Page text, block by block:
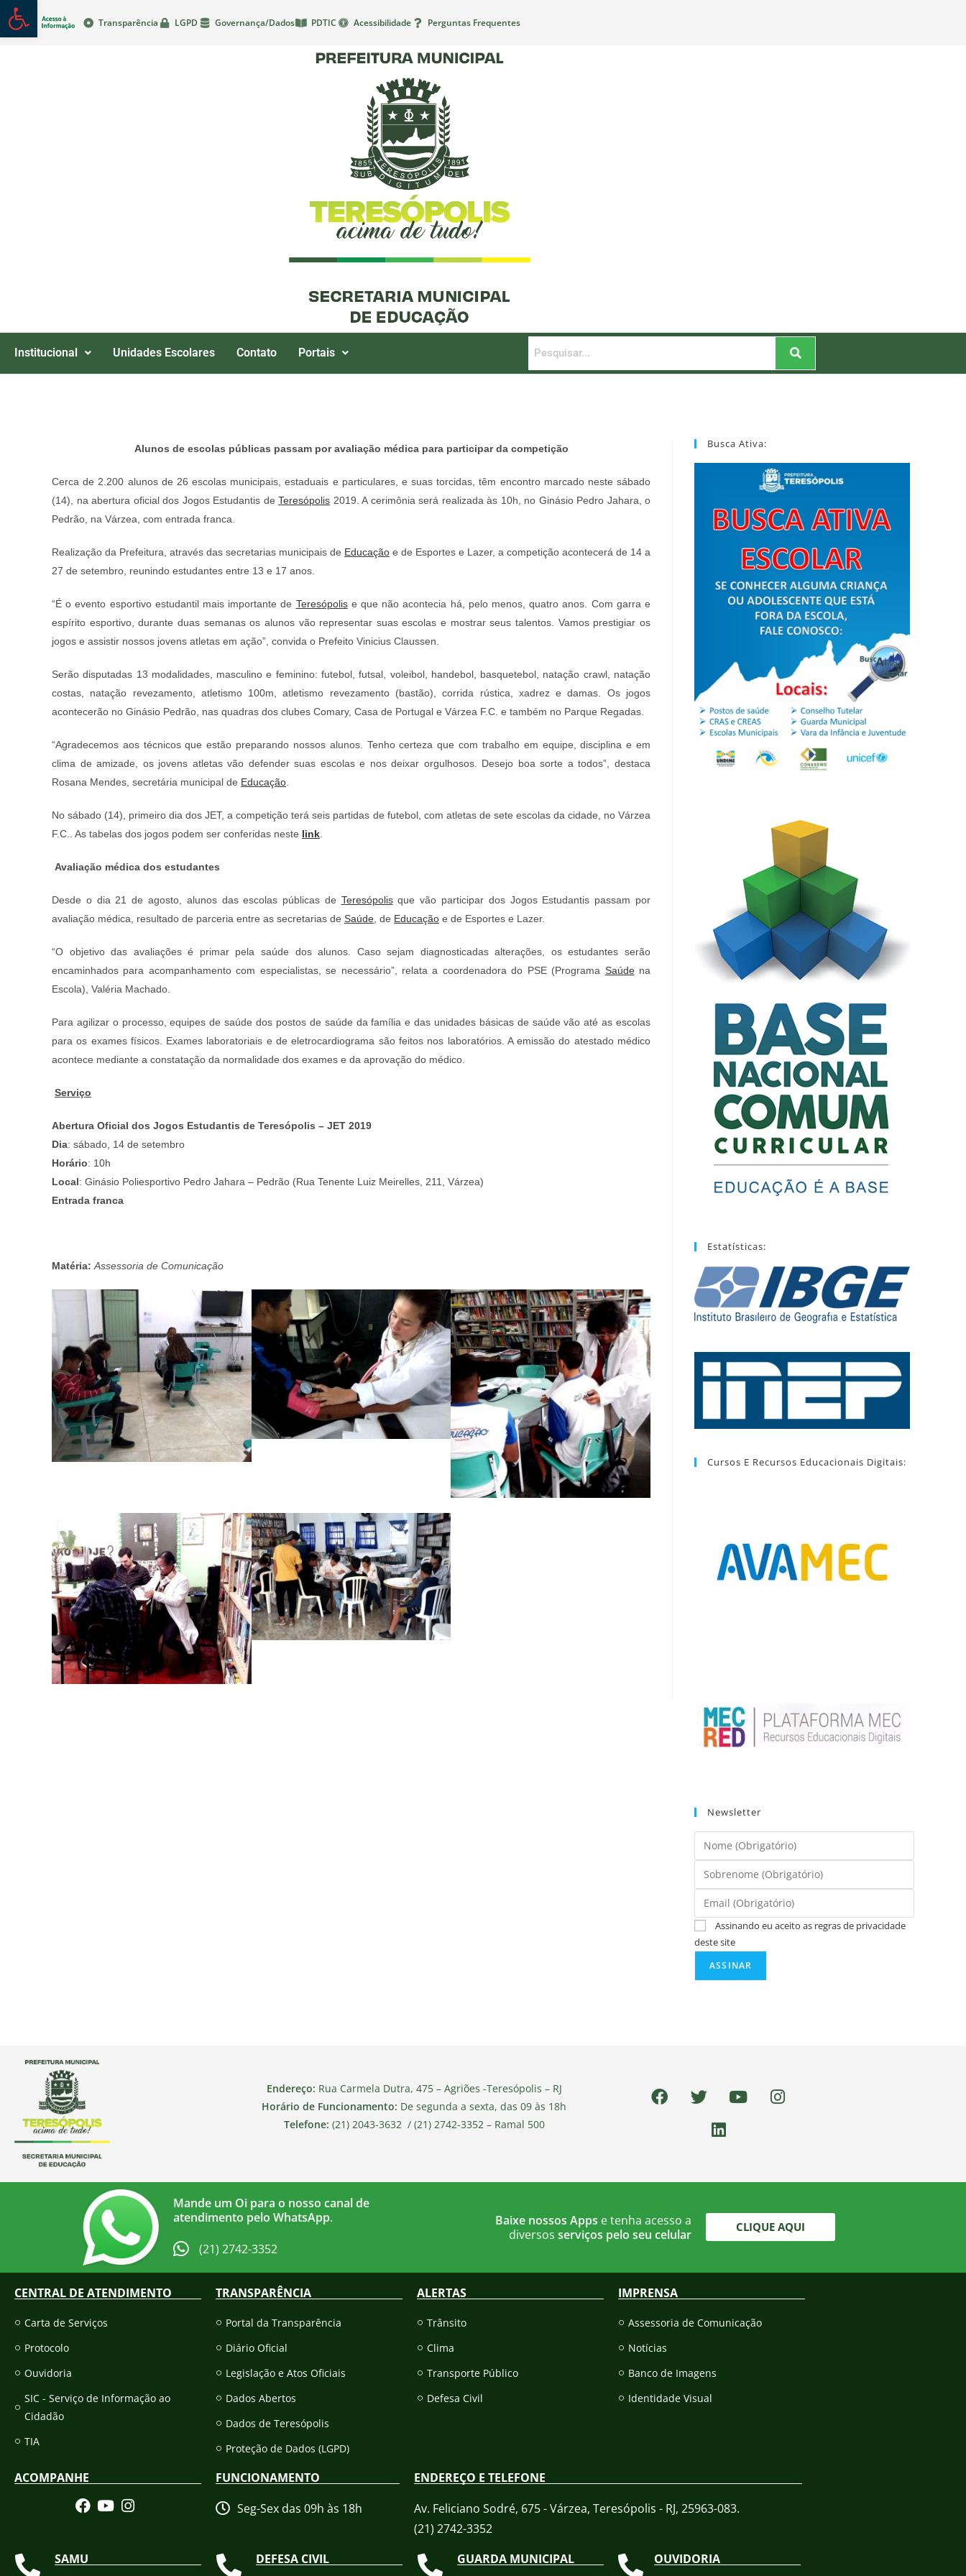
Transparência LGPD Governança/Dados PDTIC Acessibilidade Perguntas Frequentes
Institucional Unidades Escolares Contato Portais
Alunos de escolas públicas passam por avaliação médica para participar da competição
Cerca de 2.200 alunos de 26 escolas municipais, estaduais e particulares, e suas torcidas, têm encontro marcado neste sábado
(14), na abertura oficial dos Jogos Estudantis de Teresópolis 2019. A cerimônia será realizada às 10h, no Ginásio Pedro Jahara, o
Pedrão, na Várzea, com entrada franca.
Realização da Prefeitura, através das secretarias municipais de Educação e de Esportes e Lazer, a competição acontecerá de 14 a
27 de setembro, reunindo estudantes entre 13 e 17 anos.
“É o evento esportivo estudantil mais importante de Teresópolise que não acontecia há, pelo menos, quatro anos. Com garra e
espírito esportivo, durante duas semanas os alunos vão representar suas escolas e mostrar seus talentos. Vamos prestigiar os
jogos e assistir nossos jovens atletas em ação”, convida o Prefeito Vinicius Claussen.
Serão disputadas 13 modalidades, masculino e feminino: futebol, futsal, voleibol, handebol, basquetebol, natação crawl, natação
costas, natação revezamento, atletismo 100m, atletismo revezamento (bastão), corrida rústica, xadrez e damas. Os jogos
acontecerão no Ginásio Pedrão, nas quadras dos clubes Comary, Casa de Portugal e Várzea F.C. e também no Parque Regadas.
“Agradecemos aos técnicos que estão preparando nossos alunos. Tenho certeza que com trabalho em equipe, disciplina e em
clima de amizade, os jovens atletas vão defender suas escolas e nos deixar orgulhosos. Desejo boa sorte a todos”, destaca
Rosana Mendes, secretária municipal de Educação
No sábado (14), primeiro dia dos JET, a competição terá seis partidas de futebol, com atletas de sete escolas da cidade, no Várzea
F.C.. As tabelas dos jogos podem ser conferidas neste link
Avaliação médica dos estudantes
Desde o dia 21 de agosto, alunos das escolas públicas de Teresópolisque vão participar dos Jogos Estudantis passam por
avaliação médica, resultado de parceria entre as secretarias de Saúde , de Educação e de Esportes e Lazer.
“O objetivo das avaliações é primar pela saúde dos alunos. Caso sejam diagnosticadas alterações, os estudantes serão
encaminhados para acompanhamento com especialistas, se necessário”, relata a coordenadora do PSE (Programa Saúdena
Escola), Valéria Machado.
Para agilizar o processo, equipes de saúde dos postos de saúde da família e das unidades básicas de saúde vão até as escolas
para os exames físicos. Exames laboratoriais e de eletrocardiograma são feitos nos laboratórios. A emissão do atestado médico
acontece mediante a constatação da normalidade dos exames e da aprovação do médico.
Serviço
Abertura Oficial dos Jogos Estudantis de Teresópolis – JET 2019
Dia: sábado, 14 de setembro
Horário: 10h
Local: Ginásio Poliesportivo Pedro Jahara – Pedrão (Rua Tenente Luiz Meirelles, 211, Várzea)
Entrada franca
Matéria: Assessoria de Comunicação
Busca Ativa:
Estatísticas:
Cursos E Recursos Educacionais Digitais:
Newsletter
Assinando eu aceito as regras de privacidade
deste site
Endereço: Rua Carmela Dutra, 475 – Agriões -Teresópolis – RJ
Horário de Funcionamento: De segunda a sexta, das 09 às 18h
Telefone: (21) 2043-3632 / (21) 2742-3352 – Ramal 500
Mande um Oi para o nosso canal de
atendimento pelo WhatsApp.
(21) 2742-3352​
Baixe nossos Apps e tenha acesso a
diversos serviços pelo seu celular CLIQUE AQUI
CENTRAL DE ATENDIMENTO
Carta de Serviços
Protocolo
Ouvidoria
SIC - Serviço de Informação ao
Cidadão
TIA
TRANSPARÊNCIA
Portal da Transparência
Diário Oficial
Legislação e Atos Oficiais
Dados Abertos
Dados de Teresópolis
Proteção de Dados (LGPD)
ALERTAS
Trânsito
Clima
Transporte Público
Defesa Civil
IMPRENSA
Assessoria de Comunicação
Notícias
Banco de Imagens
Identidade Visual
ACOMPANHE
FUNCIONAMENTO
Seg-Sex das 09h às 18h
ENDEREÇO E TELEFONE
Av. Feliciano Sodré, 675 - Várzea, Teresópolis - RJ, 25963-083.
(21) 2742-3352​
SAMU
DEFESA CIVIL GUARDA MUNICIPAL OUVIDORIA